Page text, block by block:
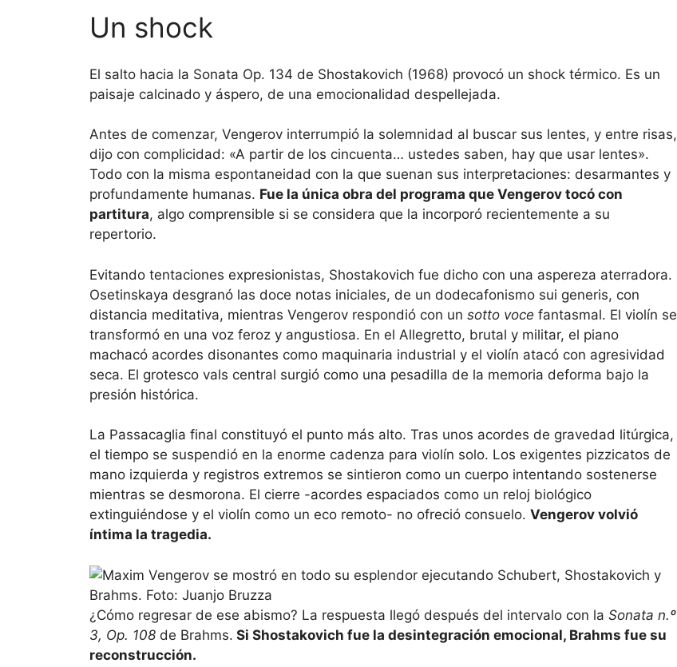
Un shock
El salto hacia la Sonata Op. 134 de Shostakovich (1968) provocó un shock térmico. Es un
paisaje calcinado y áspero, de una emocionalidad despellejada.
Antes de comenzar, Vengerov interrumpió la solemnidad al buscar sus lentes, y entre risas,
dijo con complicidad: «A partir de los cincuenta… ustedes saben, hay que usar lentes».
Todo con la misma espontaneidad con la que suenan sus interpretaciones: desarmantes y
profundamente humanas. Fue la única obra del programa que Vengerov tocó con
partitura, algo comprensible si se considera que la incorporó recientemente a su
repertorio.
Evitando tentaciones expresionistas, Shostakovich fue dicho con una aspereza aterradora.
Osetinskaya desgranó las doce notas iniciales, de un dodecafonismo sui generis, con
distancia meditativa, mientras Vengerov respondió con un sotto voce fantasmal. El violín se
transformó en una voz feroz y angustiosa. En el Allegretto, brutal y militar, el piano
machacó acordes disonantes como maquinaria industrial y el violín atacó con agresividad
seca. El grotesco vals central surgió como una pesadilla de la memoria deforma bajo la
presión histórica.
La Passacaglia final constituyó el punto más alto. Tras unos acordes de gravedad litúrgica,
el tiempo se suspendió en la enorme cadenza para violín solo. Los exigentes pizzicatos de
mano izquierda y registros extremos se sintieron como un cuerpo intentando sostenerse
mientras se desmorona. El cierre -acordes espaciados como un reloj biológico
extinguiéndose y el violín como un eco remoto- no ofreció consuelo. Vengerov volvió
íntima la tragedia.
¿Cómo regresar de ese abismo? La respuesta llegó después del intervalo con la Sonata n.º
3, Op. 108 de Brahms. Si Shostakovich fue la desintegración emocional, Brahms fue su
reconstrucción.